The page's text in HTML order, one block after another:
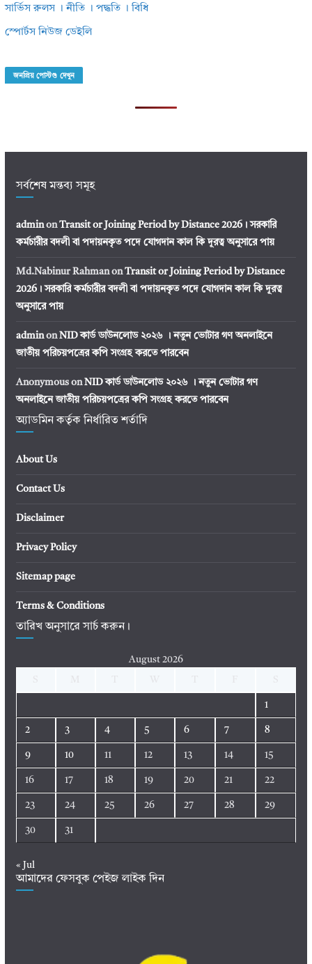
সার্ভিস রুলস । নীতি । পদ্ধতি । বিধি
স্পোর্টস নিউজ ডেইলি
জনপ্রিয় পোস্টগু দেখুন
সর্বশেষ মন্তব্য সমূহ
adminonTransit or Joining Period by Distance 2026। সরকারি
কর্মচারীর বদলী বা পদায়নকৃত পদে যোগদান কাল কি দূরত্ব অনুসারে পায়
Md.Nabinur RahmanonTransit or Joining Period by Distance
2026। সরকারি কর্মচারীর বদলী বা পদায়নকৃত পদে যোগদান কাল কি দূরত্ব
অনুসারে পায়
adminonNID কার্ড ডাউনলোড ২০২৬ । নতুন ভোটার গণ অনলাইনে
জাতীয় পরিচয়পত্রের কপি সংগ্রহ করতে পারবেন
AnonymousonNID কার্ড ডাউনলোড ২০২৬ । নতুন ভোটার গণ
অনলাইনে জাতীয় পরিচয়পত্রের কপি সংগ্রহ করতে পারবেন
অ্যাডমিন কর্তৃক নির্ধারিত শর্তাদি
About Us
Contact Us
Disclaimer
Privacy Policy
Sitemap page
Terms & Conditions
তারিখ অনুসারে সার্চ করুন।
August 2026
1
2 3 4 5 6 7 8
9 10 11 12 13 14 15
16 17 18 19 20 21 22
23 24 25 26 27 28 29
30 31
« Jul
আমাদের ফেসবুক পেইজ লাইক দিন